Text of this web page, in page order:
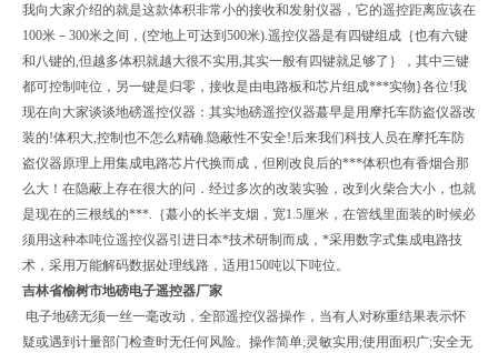
我向大家介绍的就是这款体积非常小的接收和发射仪器，它的遥控距离应该在
100米－300米之间，(空地上可达到500米).遥控仪器是有四键组成｛也有六键
和八键的,但越多体积就越大很不实用,其实一般有四键就足够了｝，其中三键
都可控制吨位，另一键是归零，接收是由电路板和芯片组成***实物}各位!我
现在向大家谈谈地磅遥控仪器：其实地磅遥控仪器蕞早是用摩托车防盗仪器改
装的!体积大,控制也不怎么精确.隐蔽性不安全!后来我们科技人员在摩托车防
盗仪器原理上用集成电路芯片代换而成，但刚改良后的***体积也有香烟合那
么大！在隐蔽上存在很大的问．经过多次的改装实验，改到火柴合大小，也就
是现在的三根线的***.｛蕞小的长半支烟，宽1.5厘米，在管线里面装的时候必
须用这种本吨位遥控仪器引进日本*技术研制而成，*采用数字式集成电路技
术，采用万能解码数据处理线路，适用150吨以下吨位。
吉林省榆树市地磅电子遥控器厂家
电子地磅无须一丝一毫改动，全部遥控仪器操作，当有人对称重结果表示怀
疑或遇到计量部门检查时无任何风险。操作简单;灵敏实用;使用面积广;安全无